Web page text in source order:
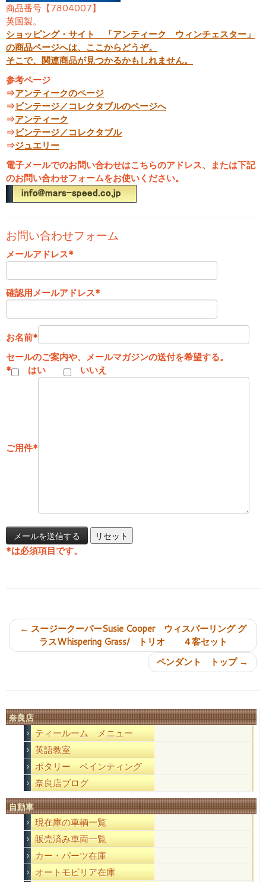
商品番号【7804007】
英国製。
ショッピング・サイト 「アンティーク ウィンチェスター」
の商品ページへは、ここからどうぞ。
そこで、関連商品が見つかるかもしれません。
参考ページ
⇒アンティークのページ
⇒ビンテージ／コレクタブルのページへ
⇒アンティーク
⇒ビンテージ／コレクタブル
⇒ジュエリー
電子メールでのお問い合わせはこちらのアドレス、または下記
のお問い合わせフォームをお使いください。
お問い合わせフォーム
メールアドレス*
確認用メールアドレス*
お名前*
セールのご案内や、メールマガジンの送付を希望する。
*
はい いいえ
ご用件*
*は必須項目です。
← スージークーパーSusie Cooper ウィスパーリング グ
ラスWhispering Grass/ トリオ ４客セット
ペンダント トップ →
奈良店
ティールーム メニュー
英語教室
ポタリー ペインティング
奈良店ブログ
自動車
現在庫の車輌一覧
販売済み車両一覧
カー・パーツ在庫
オートモビリア在庫